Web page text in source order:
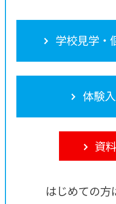
学校見学・
体験
資
はじめての方